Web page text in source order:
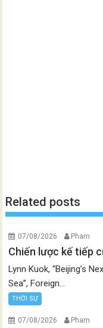
Related posts
07/08/2026 Pham
Chiến lược kế tiếp
Lynn Kuok, “Beijing’s
Sea”, Foreign...
THỜI SỰ
07/08/2026 Pham